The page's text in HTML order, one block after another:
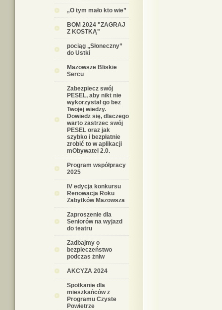
„O tym mało kto wie”
BOM 2024 "ZAGRAJ
Z KOSTKĄ"
pociąg „Słoneczny”
do Ustki
Mazowsze Bliskie
Sercu
Zabezpiecz swój
PESEL, aby nikt nie
wykorzystał go bez
Twojej wiedzy.
Dowiedz się, dlaczego
warto zastrzec swój
PESEL oraz jak
szybko i bezpłatnie
zrobić to w aplikacji
mObywatel 2.0.
Program współpracy
2025
IV edycja konkursu
Renowacja Roku
Zabytków Mazowsza
Zaproszenie dla
Seniorów na wyjazd
do teatru
Zadbajmy o
bezpieczeństwo
podczas żniw
AKCYZA 2024
Spotkanie dla
mieszkańców z
Programu Czyste
Powietrze